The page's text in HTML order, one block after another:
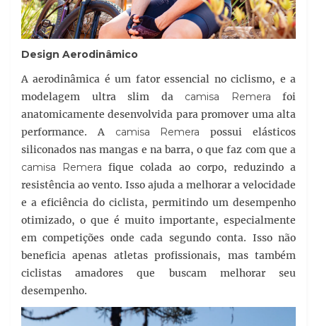
Design Aerodinâmico
A aerodinâmica é um fator essencial no ciclismo, e a
modelagem ultra slim da camisa Remera foi
anatomicamente desenvolvida para promover uma alta
performance. A camisa Remera possui elásticos
siliconados nas mangas e na barra, o que faz com que a
camisa Remera fique colada ao corpo, reduzindo a
resistência ao vento. Isso ajuda a melhorar a velocidade
e a eficiência do ciclista, permitindo um desempenho
otimizado, o que é muito importante, especialmente
em competições onde cada segundo conta. Isso não
beneficia apenas atletas profissionais, mas também
ciclistas amadores que buscam melhorar seu
desempenho.